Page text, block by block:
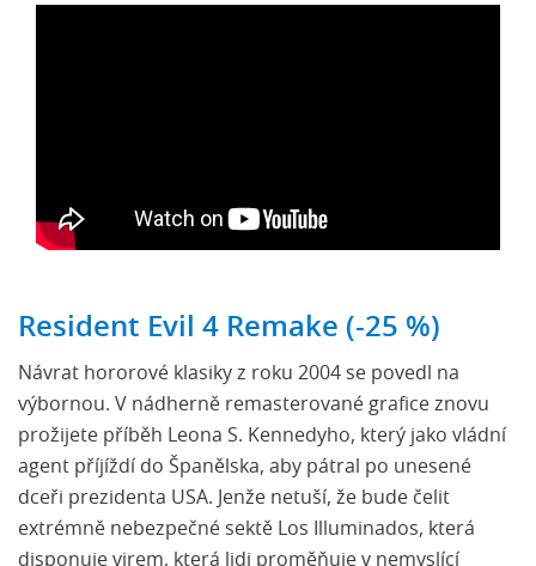
Resident Evil 4 Remake (-25 %)
Návrat hororové klasiky z roku 2004 se povedl na
výbornou. V nádherně remasterované grafice znovu
prožijete příběh Leona S. Kennedyho, který jako vládní
agent příjíždí do Španělska, aby pátral po unesené
dceři prezidenta USA. Jenže netuší, že bude čelit
extrémně nebezpečné sektě Los Illuminados, která
disponuje virem, která lidi proměňuje v nemyslící